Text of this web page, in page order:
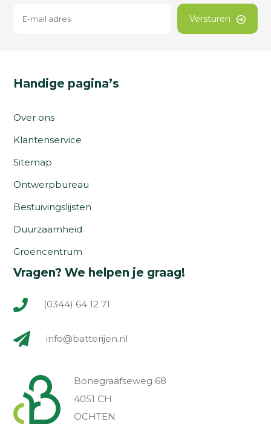
Versturen
Handige pagina’s
Over ons
Klantenservice
Sitemap
Ontwerpbureau
Bestuivingslijsten
Duurzaamheid
Groencentrum
Vragen? We helpen je graag!
(0344) 64 12 71
info@batterijen.nl
Bonegraafseweg 68
4051 CH
OCHTEN